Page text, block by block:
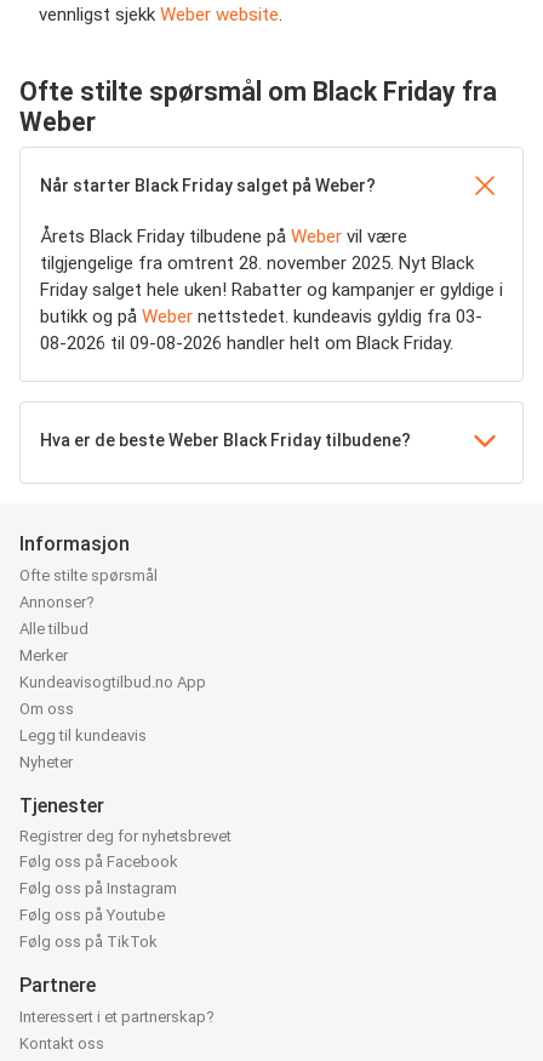
vennligst sjekk Weber website.
Ofte stilte spørsmål om Black Friday fra
Weber
Når starter Black Friday salget på Weber?
Årets Black Friday tilbudene på Weber vil være
tilgjengelige fra omtrent 28. november 2025. Nyt Black
Friday salget hele uken! Rabatter og kampanjer er gyldige i
butikk og på Weber nettstedet. kundeavis gyldig fra 03-
08-2026 til 09-08-2026 handler helt om Black Friday.
Hva er de beste Weber Black Friday tilbudene?
Informasjon
Ofte stilte spørsmål
Annonser?
Alle tilbud
Merker
Kundeavisogtilbud.no App
Om oss
Legg til kundeavis
Nyheter
Tjenester
Registrer deg for nyhetsbrevet
Følg oss på Facebook
Følg oss på Instagram
Følg oss på Youtube
Følg oss på TikTok
Partnere
Interessert i et partnerskap?
Kontakt oss